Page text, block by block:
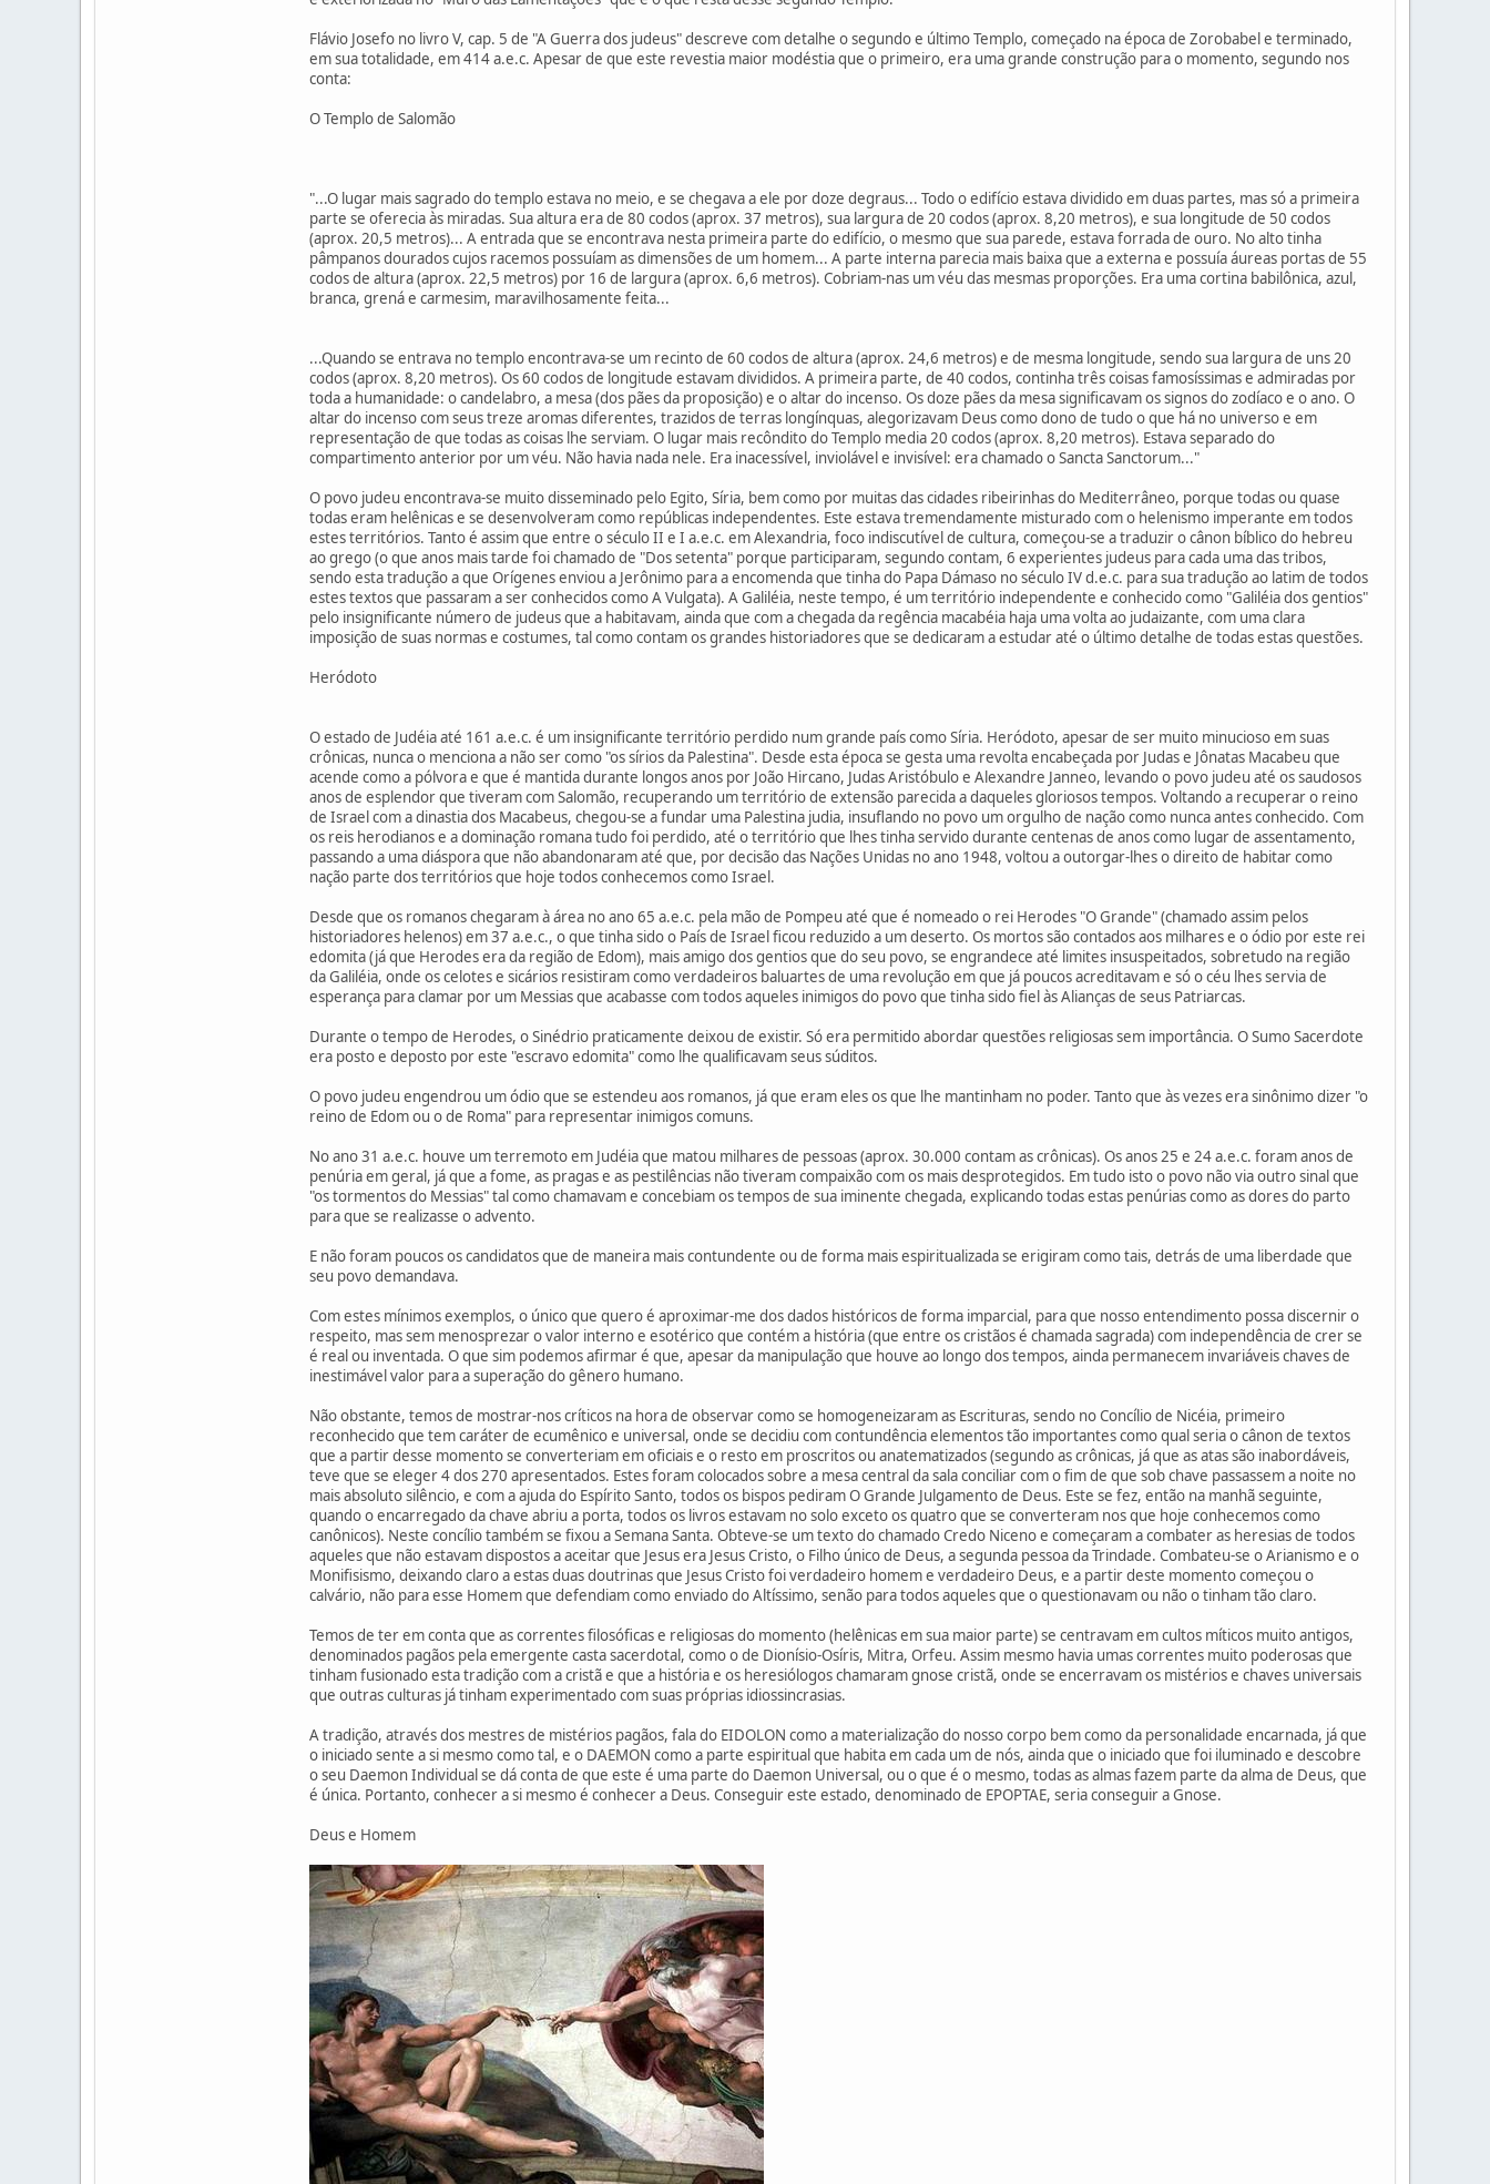
Flávio Josefo no livro V, cap. 5 de "A Guerra dos judeus" descreve com detalhe o segundo e último Templo, começado na época de Zorobabel e terminado,
em sua totalidade, em 414 a.e.c. Apesar de que este revestia maior modéstia que o primeiro, era uma grande construção para o momento, segundo nos
conta:
O Templo de Salomão
"...O lugar mais sagrado do templo estava no meio, e se chegava a ele por doze degraus... Todo o edifício estava dividido em duas partes, mas só a primeira
parte se oferecia às miradas. Sua altura era de 80 codos (aprox. 37 metros), sua largura de 20 codos (aprox. 8,20 metros), e sua longitude de 50 codos
(aprox. 20,5 metros)... A entrada que se encontrava nesta primeira parte do edifício, o mesmo que sua parede, estava forrada de ouro. No alto tinha
pâmpanos dourados cujos racemos possuíam as dimensões de um homem... A parte interna parecia mais baixa que a externa e possuía áureas portas de 55
codos de altura (aprox. 22,5 metros) por 16 de largura (aprox. 6,6 metros). Cobriam-nas um véu das mesmas proporções. Era uma cortina babilônica, azul,
branca, grená e carmesim, maravilhosamente feita...
...Quando se entrava no templo encontrava-se um recinto de 60 codos de altura (aprox. 24,6 metros) e de mesma longitude, sendo sua largura de uns 20
codos (aprox. 8,20 metros). Os 60 codos de longitude estavam divididos. A primeira parte, de 40 codos, continha três coisas famosíssimas e admiradas por
toda a humanidade: o candelabro, a mesa (dos pães da proposição) e o altar do incenso. Os doze pães da mesa significavam os signos do zodíaco e o ano. O
altar do incenso com seus treze aromas diferentes, trazidos de terras longínquas, alegorizavam Deus como dono de tudo o que há no universo e em
representação de que todas as coisas lhe serviam. O lugar mais recôndito do Templo media 20 codos (aprox. 8,20 metros). Estava separado do
compartimento anterior por um véu. Não havia nada nele. Era inacessível, inviolável e invisível: era chamado o Sancta Sanctorum..."
O povo judeu encontrava-se muito disseminado pelo Egito, Síria, bem como por muitas das cidades ribeirinhas do Mediterrâneo, porque todas ou quase
todas eram helênicas e se desenvolveram como repúblicas independentes. Este estava tremendamente misturado com o helenismo imperante em todos
estes territórios. Tanto é assim que entre o século II e I a.e.c. em Alexandria, foco indiscutível de cultura, começou-se a traduzir o cânon bíblico do hebreu
ao grego (o que anos mais tarde foi chamado de "Dos setenta" porque participaram, segundo contam, 6 experientes judeus para cada uma das tribos,
sendo esta tradução a que Orígenes enviou a Jerônimo para a encomenda que tinha do Papa Dámaso no século IV d.e.c. para sua tradução ao latim de todos
estes textos que passaram a ser conhecidos como A Vulgata). A Galiléia, neste tempo, é um território independente e conhecido como "Galiléia dos gentios"
pelo insignificante número de judeus que a habitavam, ainda que com a chegada da regência macabéia haja uma volta ao judaizante, com uma clara
imposição de suas normas e costumes, tal como contam os grandes historiadores que se dedicaram a estudar até o último detalhe de todas estas questões.
Heródoto
O estado de Judéia até 161 a.e.c. é um insignificante território perdido num grande país como Síria. Heródoto, apesar de ser muito minucioso em suas
crônicas, nunca o menciona a não ser como "os sírios da Palestina". Desde esta época se gesta uma revolta encabeçada por Judas e Jônatas Macabeu que
acende como a pólvora e que é mantida durante longos anos por João Hircano, Judas Aristóbulo e Alexandre Janneo, levando o povo judeu até os saudosos
anos de esplendor que tiveram com Salomão, recuperando um território de extensão parecida a daqueles gloriosos tempos. Voltando a recuperar o reino
de Israel com a dinastia dos Macabeus, chegou-se a fundar uma Palestina judia, insuflando no povo um orgulho de nação como nunca antes conhecido. Com
os reis herodianos e a dominação romana tudo foi perdido, até o território que lhes tinha servido durante centenas de anos como lugar de assentamento,
passando a uma diáspora que não abandonaram até que, por decisão das Nações Unidas no ano 1948, voltou a outorgar-lhes o direito de habitar como
nação parte dos territórios que hoje todos conhecemos como Israel.
Desde que os romanos chegaram à área no ano 65 a.e.c. pela mão de Pompeu até que é nomeado o rei Herodes "O Grande" (chamado assim pelos
historiadores helenos) em 37 a.e.c., o que tinha sido o País de Israel ficou reduzido a um deserto. Os mortos são contados aos milhares e o ódio por este rei
edomita (já que Herodes era da região de Edom), mais amigo dos gentios que do seu povo, se engrandece até limites insuspeitados, sobretudo na região
da Galiléia, onde os celotes e sicários resistiram como verdadeiros baluartes de uma revolução em que já poucos acreditavam e só o céu lhes servia de
esperança para clamar por um Messias que acabasse com todos aqueles inimigos do povo que tinha sido fiel às Alianças de seus Patriarcas.
Durante o tempo de Herodes, o Sinédrio praticamente deixou de existir. Só era permitido abordar questões religiosas sem importância. O Sumo Sacerdote
era posto e deposto por este "escravo edomita" como lhe qualificavam seus súditos.
O povo judeu engendrou um ódio que se estendeu aos romanos, já que eram eles os que lhe mantinham no poder. Tanto que às vezes era sinônimo dizer "o
reino de Edom ou o de Roma" para representar inimigos comuns.
No ano 31 a.e.c. houve um terremoto em Judéia que matou milhares de pessoas (aprox. 30.000 contam as crônicas). Os anos 25 e 24 a.e.c. foram anos de
penúria em geral, já que a fome, as pragas e as pestilências não tiveram compaixão com os mais desprotegidos. Em tudo isto o povo não via outro sinal que
"os tormentos do Messias" tal como chamavam e concebiam os tempos de sua iminente chegada, explicando todas estas penúrias como as dores do parto
para que se realizasse o advento.
E não foram poucos os candidatos que de maneira mais contundente ou de forma mais espiritualizada se erigiram como tais, detrás de uma liberdade que
seu povo demandava.
Com estes mínimos exemplos, o único que quero é aproximar-me dos dados históricos de forma imparcial, para que nosso entendimento possa discernir o
respeito, mas sem menosprezar o valor interno e esotérico que contém a história (que entre os cristãos é chamada sagrada) com independência de crer se
é real ou inventada. O que sim podemos afirmar é que, apesar da manipulação que houve ao longo dos tempos, ainda permanecem invariáveis chaves de
inestimável valor para a superação do gênero humano.
Não obstante, temos de mostrar-nos críticos na hora de observar como se homogeneizaram as Escrituras, sendo no Concílio de Nicéia, primeiro
reconhecido que tem caráter de ecumênico e universal, onde se decidiu com contundência elementos tão importantes como qual seria o cânon de textos
que a partir desse momento se converteriam em oficiais e o resto em proscritos ou anatematizados (segundo as crônicas, já que as atas são inabordáveis,
teve que se eleger 4 dos 270 apresentados. Estes foram colocados sobre a mesa central da sala conciliar com o fim de que sob chave passassem a noite no
mais absoluto silêncio, e com a ajuda do Espírito Santo, todos os bispos pediram O Grande Julgamento de Deus. Este se fez, então na manhã seguinte,
quando o encarregado da chave abriu a porta, todos os livros estavam no solo exceto os quatro que se converteram nos que hoje conhecemos como
canônicos). Neste concílio também se fixou a Semana Santa. Obteve-se um texto do chamado Credo Niceno e começaram a combater as heresias de todos
aqueles que não estavam dispostos a aceitar que Jesus era Jesus Cristo, o Filho único de Deus, a segunda pessoa da Trindade. Combateu-se o Arianismo e o
Monifisismo, deixando claro a estas duas doutrinas que Jesus Cristo foi verdadeiro homem e verdadeiro Deus, e a partir deste momento começou o
calvário, não para esse Homem que defendiam como enviado do Altíssimo, senão para todos aqueles que o questionavam ou não o tinham tão claro.
Temos de ter em conta que as correntes filosóficas e religiosas do momento (helênicas em sua maior parte) se centravam em cultos míticos muito antigos,
denominados pagãos pela emergente casta sacerdotal, como o de Dionísio-Osíris, Mitra, Orfeu. Assim mesmo havia umas correntes muito poderosas que
tinham fusionado esta tradição com a cristã e que a história e os heresiólogos chamaram gnose cristã, onde se encerravam os mistérios e chaves universais
que outras culturas já tinham experimentado com suas próprias idiossincrasias.
A tradição, através dos mestres de mistérios pagãos, fala do EIDOLON como a materialização do nosso corpo bem como da personalidade encarnada, já que
o iniciado sente a si mesmo como tal, e o DAEMON como a parte espiritual que habita em cada um de nós, ainda que o iniciado que foi iluminado e descobre
o seu Daemon Individual se dá conta de que este é uma parte do Daemon Universal, ou o que é o mesmo, todas as almas fazem parte da alma de Deus, que
é única. Portanto, conhecer a si mesmo é conhecer a Deus. Conseguir este estado, denominado de EPOPTAE, seria conseguir a Gnose.
Deus e Homem